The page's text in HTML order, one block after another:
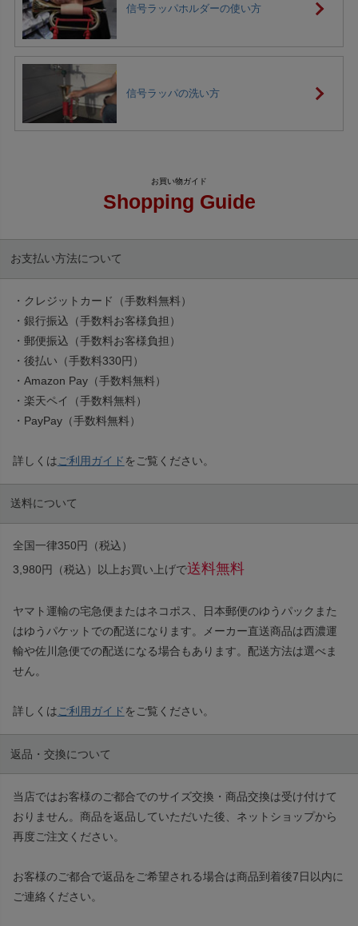
信号ラッパホルダーの使い方
信号ラッパの洗い方
Shopping Guide
お支払い方法について
・クレジットカード（手数料無料）
・銀行振込（手数料お客様負担）
・郵便振込（手数料お客様負担）
・後払い（手数料330円）
・Amazon Pay（手数料無料）
・楽天ペイ（手数料無料）
・PayPay（手数料無料）
詳しくはご利用ガイド をご覧ください。
送料について
全国一律350円（税込）
3,980円（税込）以上お買い上げで送料無料
ヤマト運輸の宅急便またはネコポス、日本郵便のゆうパックまた
はゆうパケットでの配送になります。メーカー直送商品は西濃運
輸や佐川急便での配送になる場合もあります。配送方法は選べま
せん。
詳しくはご利用ガイド をご覧ください。
返品・交換について
当店ではお客様のご都合でのサイズ交換・商品交換は受け付けて
おりません。商品を返品していただいた後、ネットショップから
再度ご注文ください。
お客様のご都合で返品をご希望される場合は商品到着後7日以内に
ご連絡ください。